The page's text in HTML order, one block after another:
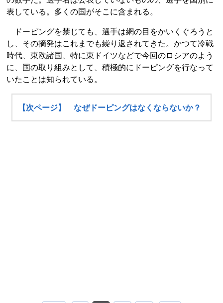
表している。多くの国がそこに含まれる。
ドーピングを禁じても、選手は網の目をかいくぐろうと
し、その摘発はこれまでも繰り返されてきた。かつて冷戦
時代、東欧諸国、特に東ドイツなどで今回のロシアのよう
に、国の取り組みとして、積極的にドーピングを行なって
いたことは知られている。
【次ページ】 なぜドーピングはなくならないか？